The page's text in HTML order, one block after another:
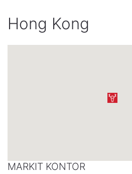
Hong Kong
MARKIT KONTOR